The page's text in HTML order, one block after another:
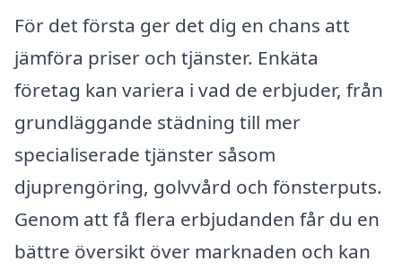
För det första ger det dig en chans att
jämföra priser och tjänster. Enkäta
företag kan variera i vad de erbjuder, från
grundläggande städning till mer
specialiserade tjänster såsom
djuprengöring, golvvård och fönsterputs.
Genom att få flera erbjudanden får du en
bättre översikt över marknaden och kan